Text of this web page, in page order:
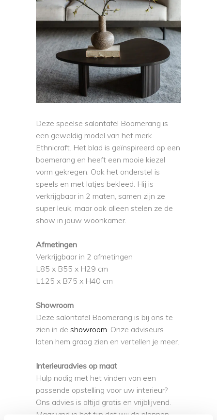
Deze speelse salontafel Boomerang is
een geweldig model van het merk
Ethnicraft. Het blad is geïnspireerd op een
boemerang en heeft een mooie kiezel
vorm gekregen. Ook het onderstel is
speels en met latjes bekleed. Hij is
verkrijgbaar in 2 maten, samen zijn ze
super leuk, maar ook alleen stelen ze de
show in jouw woonkamer.
Afmetingen
Verkrijgbaar in 2 afmetingen
L85 x B55 x H29 cm
L125 x B75 x H40 cm
Showroom
Deze salontafel Boomerang is bij ons te
zien in de showroom. Onze adviseurs
laten hem graag zien en vertellen je meer.
Interieuradvies op maat
Hulp nodig met het vinden van een
passende opstelling voor uw interieur?
Ons advies is altijd gratis en vrijblijvend.
Maar vind je het fijn dat wij de plannen